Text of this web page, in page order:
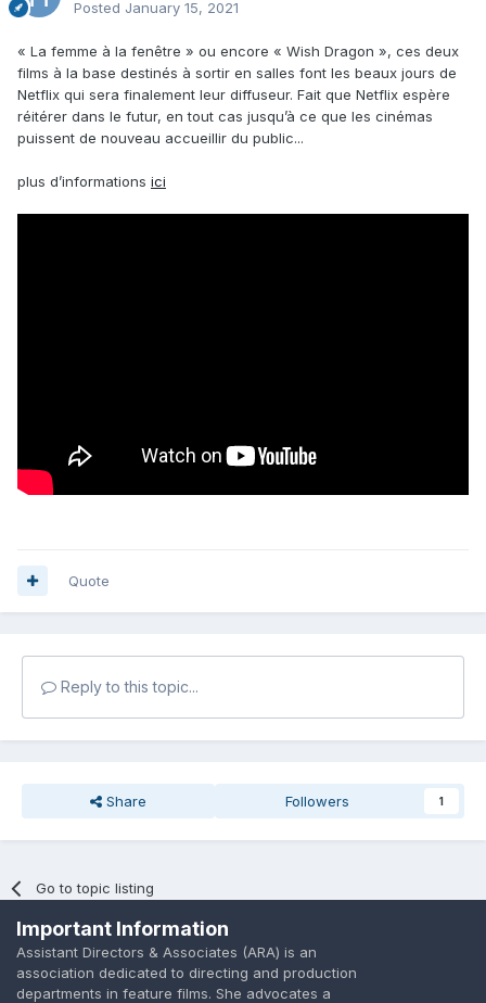
Posted January 15, 2021
« La femme à la fenêtre » ou encore « Wish Dragon », ces deux
films à la base destinés à sortir en salles font les beaux jours de
Netflix qui sera finalement leur diffuseur. Fait que Netflix espère
réitérer dans le futur, en tout cas jusqu’à ce que les cinémas
puissent de nouveau accueillir du public...
plus d’informations ici
Quote
Reply to this topic...
Share Followers 1
Go to topic listing
Important Information
Assistant Directors & Associates (ARA) is an
association dedicated to directing and production
departments in feature films. She advocates a